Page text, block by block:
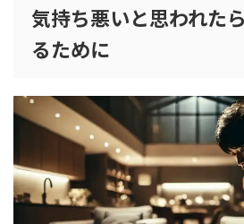
気持ち悪いと思われた
るために